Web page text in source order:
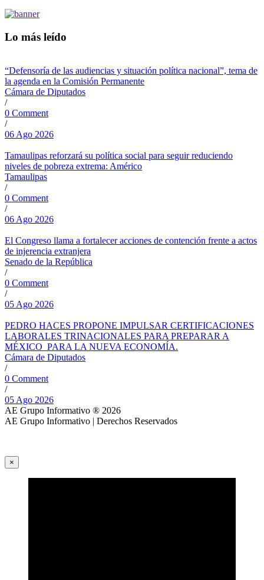
Lo más leído
“Defensoría de las audiencias y situación política nacional”, tema de
la agenda en la Comisión Permanente
Cámara de Diputados
/
0 Comment
/
06 Ago 2026
Tamaulipas reforzará su política social para seguir reduciendo
niveles de pobreza extrema: Américo
Tamaulipas
/
0 Comment
/
06 Ago 2026
El Congreso llama a fortalecer acciones de contención frente a actos
de injerencia extranjera
Senado de la República
/
0 Comment
/
05 Ago 2026
PEDRO HACES PROPONE IMPULSAR CERTIFICACIONES
LABORALES TRINACIONALES PARA PREPARAR A
MÉXICO PARA LA NUEVA ECONOMÍA.
Cámara de Diputados
/
0 Comment
/
05 Ago 2026
AE Grupo Informativo ® 2026
AE Grupo Informativo | Derechos Reservados
×